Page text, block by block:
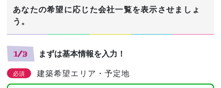
あなたの希望に応じた会社一覧を表示させましょ
う。
1/3 まずは基本情報を入力！
必須 建築希望エリア・予定地